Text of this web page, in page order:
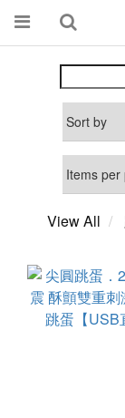
View All